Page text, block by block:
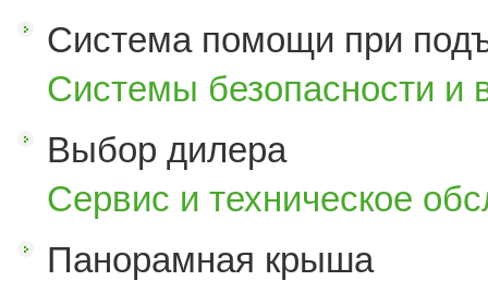
Система помощи при
Системы безопасности и
Выбор дилера
Сервис и техническое
Панорамная крыша